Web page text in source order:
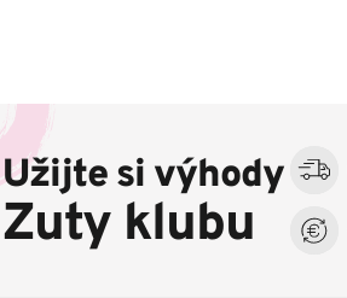
Užijte si výhody
Zuty klubu